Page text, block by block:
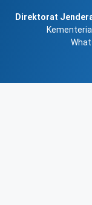
Direktorat